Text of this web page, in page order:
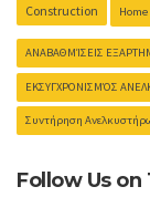
Construction Home
ΑΝΑΒΑΘΜΊΣΕΙΣ
ΕΚΣΥΓΧΡΟΝΙΣΜΌΣ
Συντήρηση
Follow Us